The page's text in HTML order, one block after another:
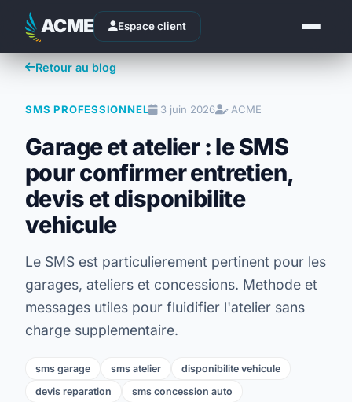
ACME Espace client
Retour au blog
SMS PROFESSIONNEL 3 juin 2026 ACME
Garage et atelier : le SMS
pour confirmer entretien,
devis et disponibilite
vehicule
Le SMS est particulierement pertinent pour les
garages, ateliers et concessions. Methode et
messages utiles pour fluidifier l'atelier sans
charge supplementaire.
sms garage sms atelier
disponibilite vehicule
devis reparation
sms concession auto